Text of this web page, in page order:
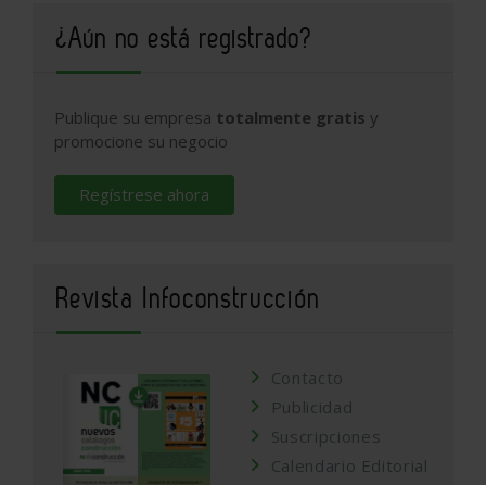
¿Aún no está registrado?
Publique su empresa totalmente gratis y
promocione su negocio
Regístrese ahora
Revista Infoconstrucción
Contacto
Publicidad
Suscripciones
Calendario Editorial